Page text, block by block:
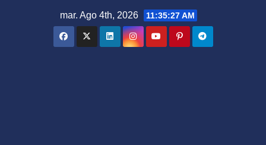
mar. Ago 4th, 2026 11:35:29 AM